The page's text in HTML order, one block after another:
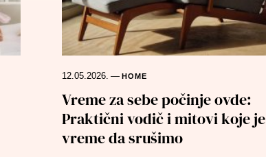
12.05.2026. — HOME
Vreme za sebe počinje ovde:
Praktični vodič i mitovi koje je
vreme da srušimo